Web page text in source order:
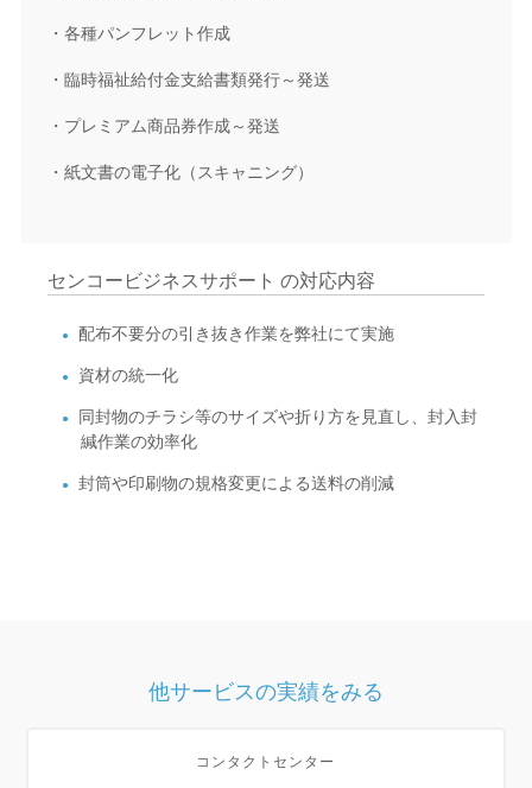
・各種パンフレット作成
・臨時福祉給付金支給書類発行～発送
・プレミアム商品券作成～発送
・紙文書の電子化（スキャニング）
センコービジネスサポート の対応内容
配布不要分の引き抜き作業を弊社にて実施
資材の統一化
同封物のチラシ等のサイズや折り方を見直し、封入封
緘作業の効率化
封筒や印刷物の規格変更による送料の削減
他サービスの実績をみる
コンタクトセンター